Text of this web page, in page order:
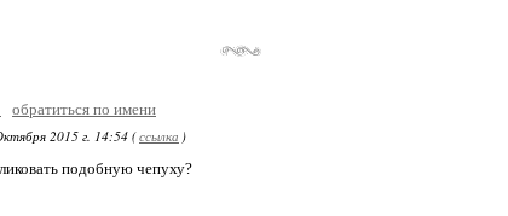
обратиться по имени
2015 г. 14:54 (ссылка )
подобную чепуху?